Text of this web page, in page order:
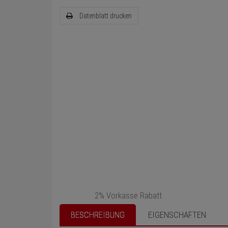
Datenblatt drucken
2% Vorkasse Rabatt
BESCHREIBUNG
EIGENSCHAFTEN